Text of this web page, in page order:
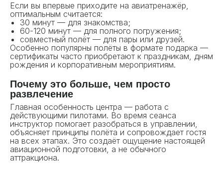
Если вы впервые приходите на авиатренажёр,
оптимальным считается:
30 минут — для знакомства;
60-120 минут — для полного погружения;
совместный полёт — для пары или друзей.
Особенно популярны полёты в формате подарка —
сертификаты часто приобретают к праздникам, дням
рождения и корпоративным мероприятиям.
Почему это больше, чем просто
развлечение
Главная особенность центра — работа с
действующими пилотами. Во время сеанса
инструктор помогает разобраться в управлении,
объясняет принципы полёта и сопровождает гостя
на всех этапах. Это создаёт ощущение настоящей
авиационной подготовки, а не обычного
аттракциона.